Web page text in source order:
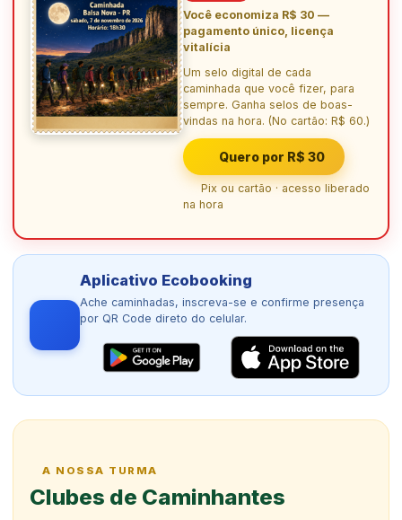
Você economiza R$ 30 —
pagamento único, licença
vitalícia
Um selo digital de cada
caminhada que você fizer, para
sempre. Ganha selos de boas-
vindas na hora. (No cartão: R$ 60.)
Quero por R$ 30
Pix ou cartão · acesso liberado
na hora
Aplicativo Ecobooking
Ache caminhadas, inscreva-se e confirme presença
por QR Code direto do celular.
A NOSSA TURMA
Clubes de Caminhantes